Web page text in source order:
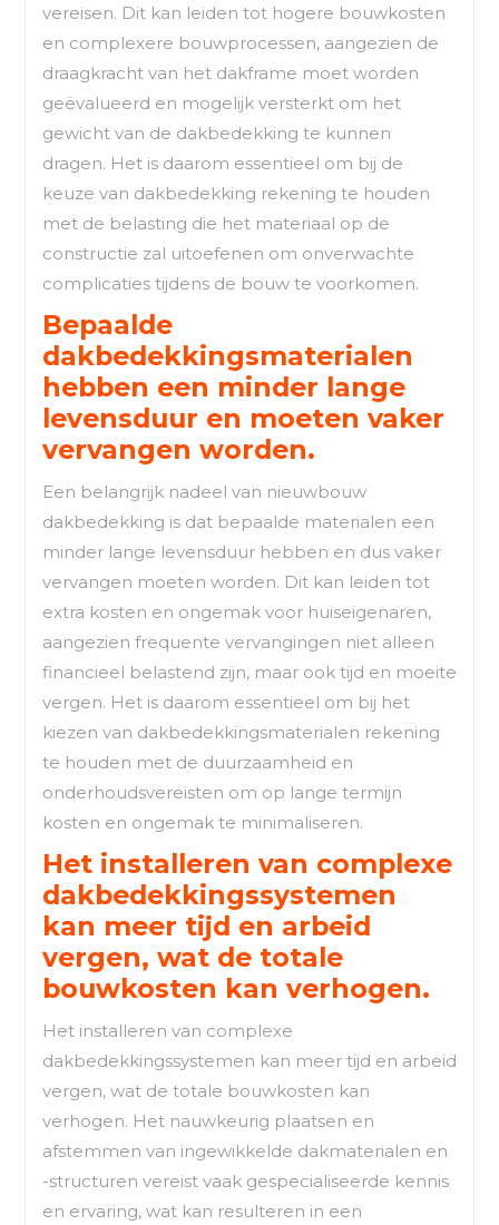
vereisen. Dit kan leiden tot hogere bouwkosten
en complexere bouwprocessen, aangezien de
draagkracht van het dakframe moet worden
geëvalueerd en mogelijk versterkt om het
gewicht van de dakbedekking te kunnen
dragen. Het is daarom essentieel om bij de
keuze van dakbedekking rekening te houden
met de belasting die het materiaal op de
constructie zal uitoefenen om onverwachte
complicaties tijdens de bouw te voorkomen.
Bepaalde
dakbedekkingsmaterialen
hebben een minder lange
levensduur en moeten vaker
vervangen worden.
Een belangrijk nadeel van nieuwbouw
dakbedekking is dat bepaalde materialen een
minder lange levensduur hebben en dus vaker
vervangen moeten worden. Dit kan leiden tot
extra kosten en ongemak voor huiseigenaren,
aangezien frequente vervangingen niet alleen
financieel belastend zijn, maar ook tijd en moeite
vergen. Het is daarom essentieel om bij het
kiezen van dakbedekkingsmaterialen rekening
te houden met de duurzaamheid en
onderhoudsvereisten om op lange termijn
kosten en ongemak te minimaliseren.
Het installeren van complexe
dakbedekkingssystemen
kan meer tijd en arbeid
vergen, wat de totale
bouwkosten kan verhogen.
Het installeren van complexe
dakbedekkingssystemen kan meer tijd en arbeid
vergen, wat de totale bouwkosten kan
verhogen. Het nauwkeurig plaatsen en
afstemmen van ingewikkelde dakmaterialen en
-structuren vereist vaak gespecialiseerde kennis
en ervaring, wat kan resulteren in een